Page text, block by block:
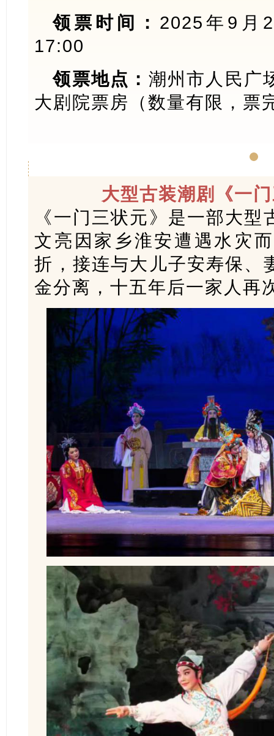
领票时间： 2025年9月
17:00
领票地点： 潮州市人民广
大剧院票房（数量有限，票
大型古装潮剧《一
《一门三状元》是一部大
文亮因家乡淮安遭遇水灾
折，接连与大儿子安寿保、
金分离，十五年后一家人再